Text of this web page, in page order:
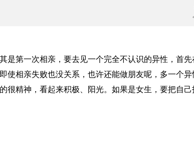
是第一次相亲，要去见一个完全不认识的异性，首先
使相亲失败也没关系，也许还能做朋友呢，多一个异
很精神，看起来积极、阳光。如果是女生，要把自己